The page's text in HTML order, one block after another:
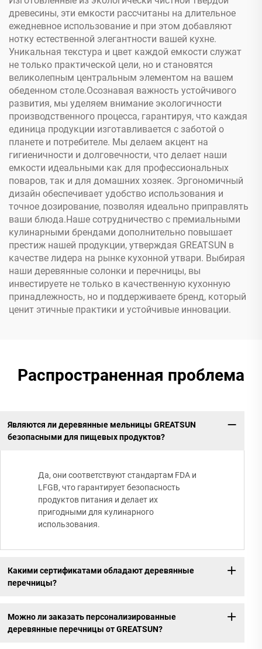
древесины, эти емкости рассчитаны на длительное
ежедневное использование и при этом добавляют
нотку естественной элегантности вашей кухне.
Уникальная текстура и цвет каждой емкости служат
не только практической цели, но и становятся
великолепным центральным элементом на вашем
обеденном столе.Осознавая важность устойчивого
развития, мы уделяем внимание экологичности
производственного процесса, гарантируя, что каждая
единица продукции изготавливается с заботой о
планете и потребителе. Мы делаем акцент на
гигиеничности и долговечности, что делает наши
емкости идеальными как для профессиональных
поваров, так и для домашних хозяек. Эргономичный
дизайн обеспечивает удобство использования и
точное дозирование, позволяя идеально приправлять
ваши блюда.Наше сотрудничество с премиальными
кулинарными брендами дополнительно повышает
престиж нашей продукции, утверждая GREATSUN в
качестве лидера на рынке кухонной утвари. Выбирая
наши деревянные солонки и перечницы, вы
инвестируете не только в качественную кухонную
принадлежность, но и поддерживаете бренд, который
ценит этичные практики и устойчивые инновации.
Распространенная проблема
Являются ли деревянные мельницы GREATSUN
безопасными для пищевых продуктов?
Да, они соответствуют стандартам FDA и
LFGB, что гарантирует безопасность
продуктов питания и делает их
пригодными для кулинарного
использования.
Какими сертификатами обладают деревянные
перечницы?
Можно ли заказать персонализированные
деревянные перечницы от GREATSUN?